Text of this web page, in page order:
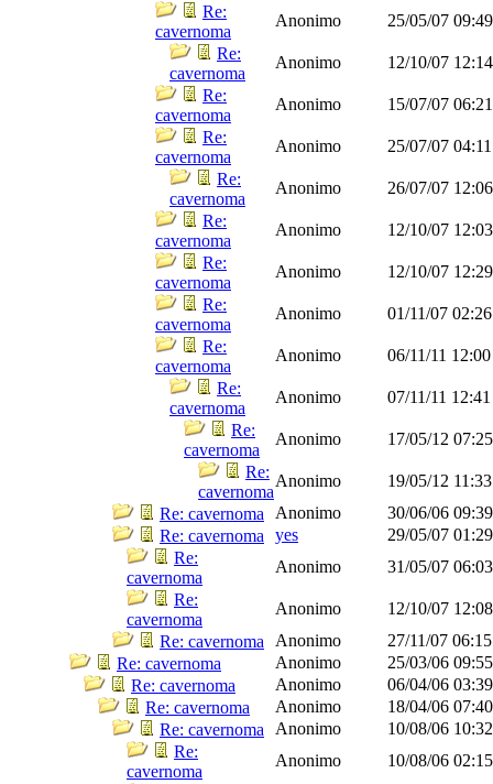
Re:
cavernoma
Anonimo 25/05/07
Re:
cavernoma
Anonimo 12/10/07
Re:
cavernoma
Anonimo 15/07/07
Re:
cavernoma
Anonimo 25/07/07
Re:
cavernoma
Anonimo 26/07/07
Re:
cavernoma
Anonimo 12/10/07
Re:
cavernoma
Anonimo 12/10/07
Re:
cavernoma
Anonimo 01/11/07
Re:
cavernoma
Anonimo 06/11/11
Re:
cavernoma
Anonimo 07/11/11
Re:
cavernoma
Anonimo 17/05/12
Re:
cavernoma
Anonimo 19/05/12
Re: cavernoma
Anonimo 30/06/06
Re: cavernoma
yes 29/05/07
Re:
cavernoma
Anonimo 31/05/07
Re:
cavernoma
Anonimo 12/10/07
Re: cavernoma
Anonimo 27/11/07
Re: cavernoma
Anonimo 25/03/06
Re: cavernoma
Anonimo 06/04/06
Re: cavernoma
Anonimo 18/04/06
Re: cavernoma
Anonimo 10/08/06
Re:
cavernoma
Anonimo 10/08/06